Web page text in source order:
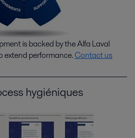
is backed by the Alfa Laval
extend performance.Contact us
hygiéniques